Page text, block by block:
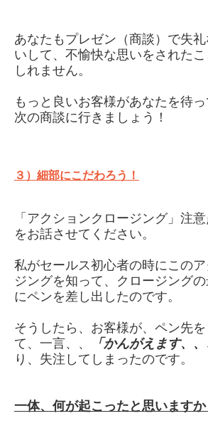
あなたもプレゼン（商談）で失
いして、不愉快な思いをされた
しれません。
もっと良いお客様があなたを待っ
次の商談に行きましょう！
３）細部にこだわろう！
「アクションクロージング」注
をお話させてください。
私がセールス初心者の時にこの
ジングを知って、クロージング
にペンを差し出したのです。
そうしたら、お客様が、ペン先
て、一言、、
「かんがえます、、
り、失注してしまったのです。
一体、何が起こったと思いますか